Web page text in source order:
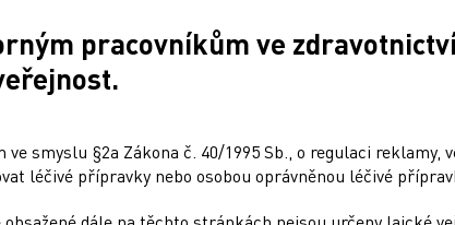
pracovníkům ve
smyslu §2a Zákona č. 40/1995 Sb., o regulaci reklamy,
léčivé přípravky nebo osobou oprávněnou léčivé